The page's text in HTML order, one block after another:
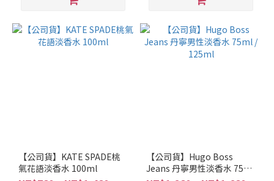
【公司貨】KATE SPADE桃
氣花語淡香水 100ml
【公司貨】Hugo Boss
Jeans 丹寧男性淡香水 75ml